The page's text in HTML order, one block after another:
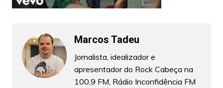
Marcos Tadeu
Jornalista, idealizador e
apresentador do Rock Cabeça na
100,9 FM, Rádio Inconfidência FM